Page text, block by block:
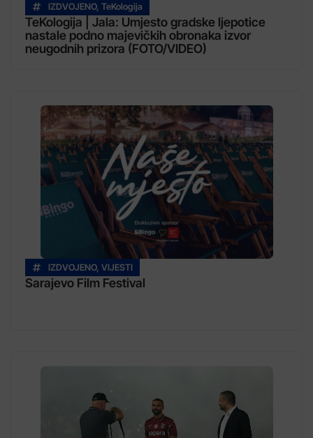
IZDVOJENO, TeKologija
TeKologija | Jala: Umjesto gradske ljepotice
nastale podno majevičkih obronaka izvor
neugodnih prizora (FOTO/VIDEO)
IZDVOJENO, VIJESTI
Sarajevo Film Festival